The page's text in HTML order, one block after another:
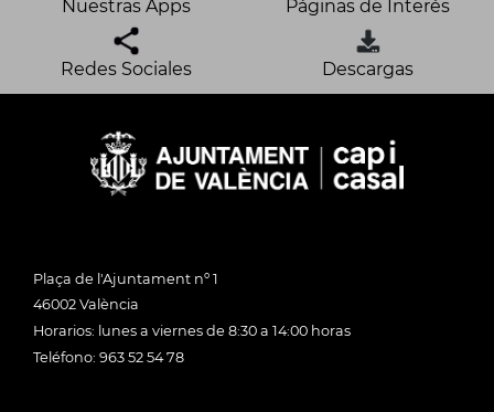
Nuestras Apps Páginas de Interés
Redes Sociales Descargas
Plaça de l'Ajuntament nº 1
46002 València
Horarios: lunes a viernes de 8:30 a 14:00 horas
Teléfono: 963 52 54 78